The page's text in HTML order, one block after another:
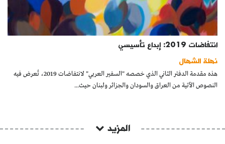
انتفاضات 2019: إبداع تأسيسي
نهلة الشهال
هذه مقدمة الدفتر الثاني الذي خصصه "السفير العربي" لانتفاضات 2019، تُعرض فيه
النصوص الآتية من العراق والسودان والجزائر ولبنان حيث...
المزيد